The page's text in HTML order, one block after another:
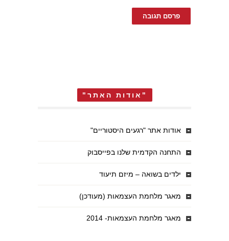
"אודות האתר"
אודות אתר "רגעים היסטוריים"
התחנה הקדמית שלנו בפייסבוק
ילדים בשואה – מיזם תיעוד
מאגר מלחמת העצמאות (מעודכן)
מאגר מלחמת העצמאות- 2014